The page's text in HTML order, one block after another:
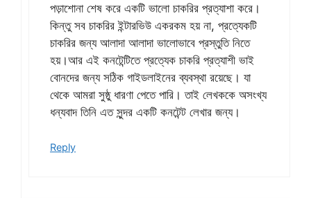
পড়াশোনা শেষ করে একটি ভালো চাকরির প্রত্যাশা করে।
কিন্তু সব চাকরির ইন্টারভিউ একরকম হয় না, প্রত্যেকটি
চাকরির জন্য আলাদা আলাদা ভালোভাবে প্রস্তুতি নিতে
হয়।আর এই কনটেন্টিতে প্রত্যেক চাকরি প্রত্যাশী ভাই
বোনদের জন্য সঠিক গাইডলাইনের ব্যবস্থা রয়েছে। যা
থেকে আমরা সুষ্ঠু ধারণা পেতে পারি। তাই লেখককে অসংখ্য
ধন্যবাদ তিনি এত সুন্দর একটি কনটেন্ট লেখার জন্য।
Reply